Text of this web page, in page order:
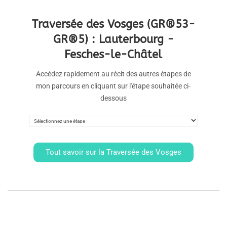
Traversée des Vosges (GR®53-
GR®5) : Lauterbourg -
Fesches-le-Châtel
Accédez rapidement au récit des autres étapes de
mon parcours en cliquant sur l'étape souhaitée ci-
dessous
Tout savoir sur la Traversée des Vosges